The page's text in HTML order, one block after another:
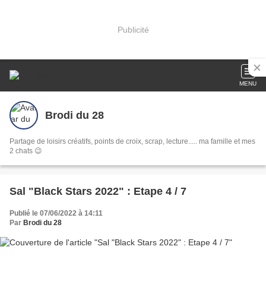
Publicité
MENU
Brodi du 28
Partage de loisirs créatifs, points de croix, scrap, lecture..... ma famille et mes
2 chats 😉
Sal "Black Stars 2022" : Etape 4 / 7
Publié le 07/06/2022 à 14:11
Par Brodi du 28